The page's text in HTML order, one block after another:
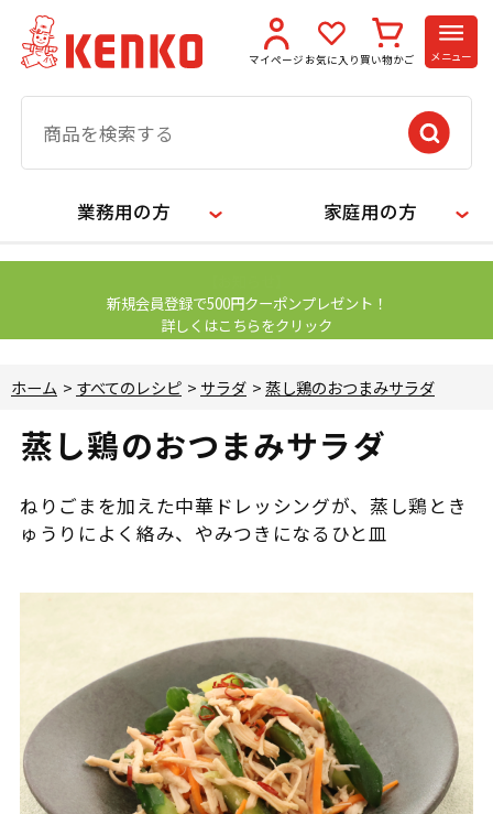
マイページ お気に入り 買い物かご メニュー
業務用の方 家庭用の方
新規会員登録で500円クーポンプレゼント！
詳しくはこちらをクリック
ホーム > すべてのレシピ > サラダ >蒸し鶏のおつまみサラダ
蒸し鶏のおつまみサラダ
ねりごまを加えた中華ドレッシングが、蒸し鶏とき
ゅうりによく絡み、やみつきになるひと皿